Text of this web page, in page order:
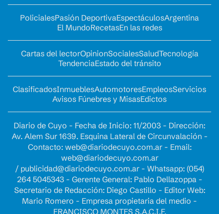
PolicialesPasión DeportivaEspectáculosArgentina
El MundoRecetasEn las redes
Cartas del lectorOpinionSocialesSaludTecnología
TendenciaEstado del tránsito
ClasificadosInmueblesAutomotoresEmpleosServicios
Avisos Fúnebres y MisasEdictos
Diario de Cuyo - Fecha de Inicio: 11/2003 - Dirección:
Av. Alem Sur 1639. Esquina Lateral de Circunvalación -
Contacto: web@diariodecuyo.com.ar- Email:
web@diariodecuyo.com.ar
/ publicidad@diariodecuyo.com.ar- Whatsapp: (054)
264 5045343 - Gerente General: Pablo Dellazoppa -
Secretario de Redacción: Diego Castillo - Editor Web:
Mario Romero - Empresa propietaria del medio -
FRANCISCO MONTES S.A.C.I.F.